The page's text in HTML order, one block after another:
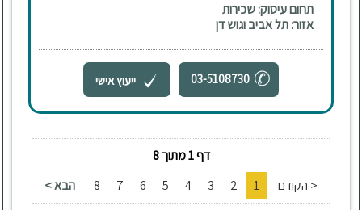
תחום עיסוק: שכירות
אזור: תל אביב וגוש דן
03-5108730 ייעוץ אישי
דף 1 מתוך 8
< הקודם
1
2
3
4
5
6
7
8 הבא >